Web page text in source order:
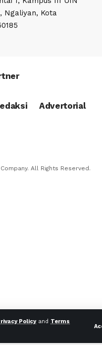
Policyand Terms
Ngaliyan, Kota
Advertorial
All Rights Reserved.